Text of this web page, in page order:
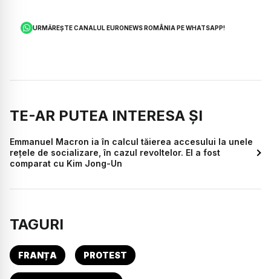
URMĂREȘTE CANALUL EURONEWS ROMÂNIA PE WHATSAPP!
TE-AR PUTEA INTERESA ȘI
Emmanuel Macron ia în calcul tăierea accesului la unele
rețele de socializare, în cazul revoltelor. El a fost
comparat cu Kim Jong-Un
TAGURI
FRANȚA PROTEST